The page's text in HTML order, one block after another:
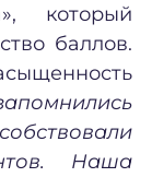
который
баллов.
Наша